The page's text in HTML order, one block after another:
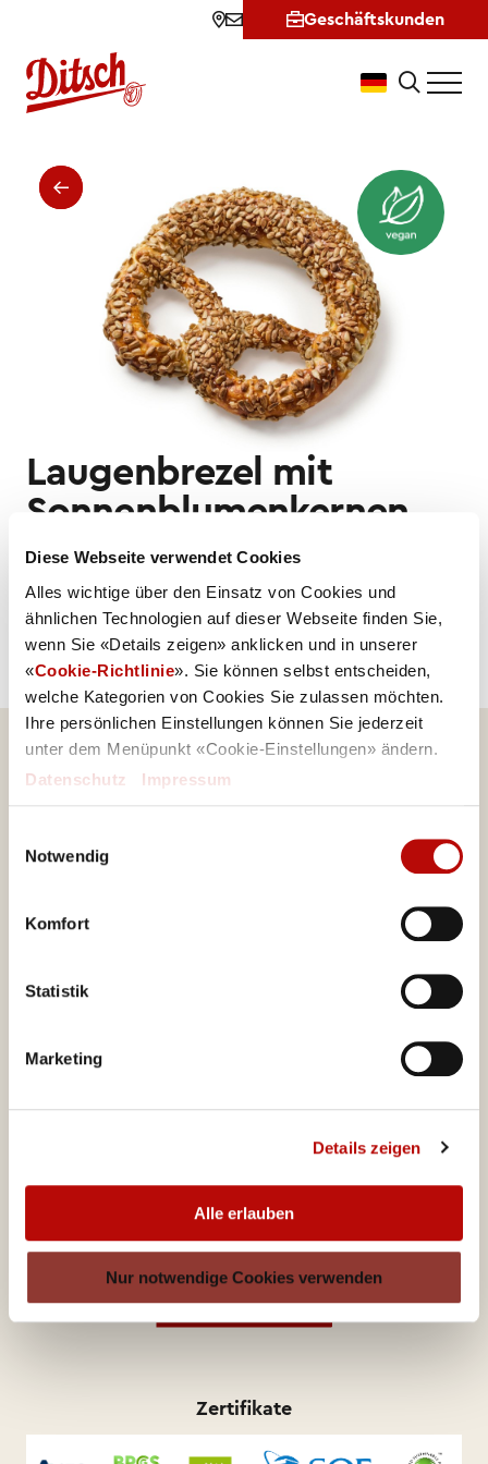
Diese Webseite verwendet Cookies
Alles wichtige über den Einsatz von Cookies und
ähnlichen Technologien auf dieser Webseite finden Sie,
wenn Sie «Details zeigen» anklicken und in unserer
«Cookie-Richtlinie». Sie können selbst entscheiden,
welche Kategorien von Cookies Sie zulassen möchten.
Ihre persönlichen Einstellungen können Sie jederzeit
unter dem Menüpunkt «Cookie-Einstellungen» ändern.
Datenschutz
Impressum
Notwendig
Komfort
Statistik
Marketing
Details zeigen
Alle erlauben
Nur notwendige Cookies verwenden
Geschäftskunden
Laugenbrezel mit
Sonnenblumenkernen
und Salz
Allergene
Weizen
Valora Food Service Deutschland GmbH
45127 Essen
Produktkatalog
Zertifikate